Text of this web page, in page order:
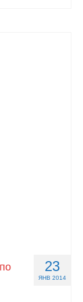
23
ЯНВ 2014